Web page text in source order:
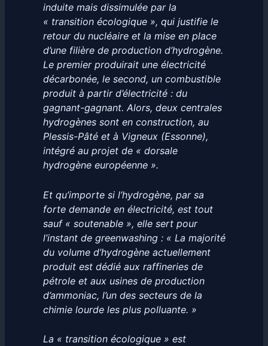
induite mais dissimulée par la
« transition écologique », qui justifie le
retour du nucléaire et la mise en place
d’une filière de production d’hydrogène.
Le premier produirait une électricité
décarbonée, le second, un combustible
produit à partir d’électricité : du
gagnant-gagnant. Alors, deux centrales
hydrogènes sont en construction, au
Plessis-Pâté et à Vigneux (Essonne),
intégré au projet de « dorsale
hydrogène européenne ».
Et qu’importe si l’hydrogène, par sa
forte demande en électricité, est tout
sauf « soutenable », elle sert pour
l’instant de greenwashing : « La majorité
du volume d’hydrogène actuellement
produit est dédié aux raffineries de
pétrole et aux usines de production
d’ammoniac, l’un des secteurs de la
chimie lourde les plus polluante. »
La « transition écologique » est